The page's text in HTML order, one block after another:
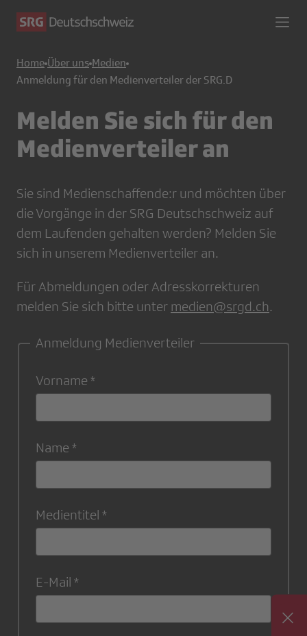
Home Über uns Medien
Anmeldung für den Medienverteiler der SRG.D
Melden Sie sich für den
Medienverteiler an
Sie sind Medienschaffende:r und möchten über
die Vorgänge in der SRG Deutschschweiz auf
dem Laufenden gehalten werden? Melden Sie
sich in unserem Medienverteiler an.
Für Abmeldungen oder Adresskorrekturen
melden Sie sich bitte unter medien@srgd.ch.
Anmeldung Medienverteiler
Vorname
Name
Medientitel
E-Mail